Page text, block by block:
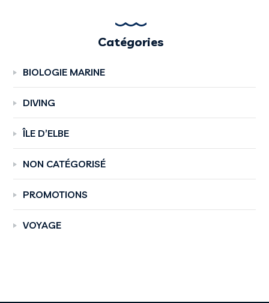
Catégories
BIOLOGIE MARINE
DIVING
ÎLE D’ELBE
NON CATÉGORISÉ
PROMOTIONS
VOYAGE